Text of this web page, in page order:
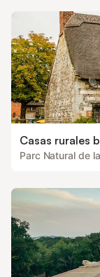
Casas rurales
Parc Natural de